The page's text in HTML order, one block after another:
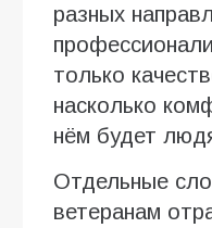
разных
только
насколько
нём будет
Отдельные
ветеранам